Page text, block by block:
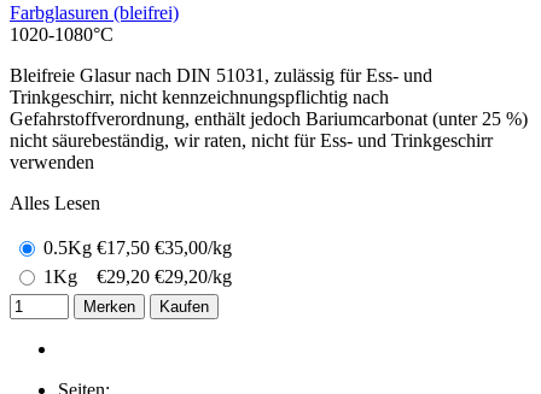
Farbglasuren (bleifrei)
1020-1080°C
Bleifreie Glasur nach DIN 51031, zulässig für Ess- und
Trinkgeschirr, nicht kennzeichnungspflichtig nach
Gefahrstoffverordnung, enthält jedoch Bariumcarbonat (unter 25 %)
nicht säurebeständig, wir raten, nicht für Ess- und Trinkgeschirr
verwenden
Alles Lesen
0.5Kg €17,50 €35,00/kg
1Kg
€29,20 €29,20/kg
Merken Kaufen
Seiten: